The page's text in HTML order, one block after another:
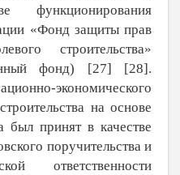
«Фонд защиты прав
строительства»
фонд) [27] [28].
экономического
на основе
был принят в качестве
поручительства и
ответственности